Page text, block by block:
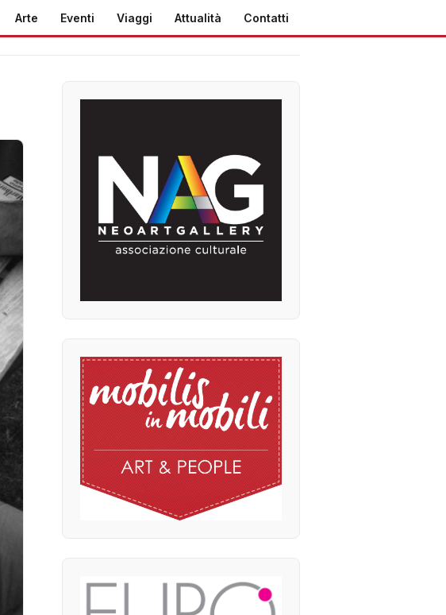
Arte Eventi Viaggi Attualità Contatti